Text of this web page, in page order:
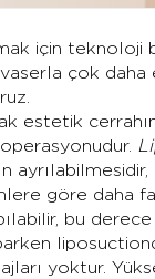
için
çok
estetik
göre daha
bu
yoktur.